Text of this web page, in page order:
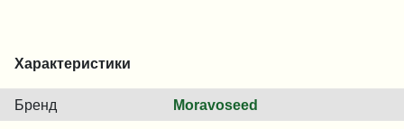
Характеристики
Бренд Moravoseed